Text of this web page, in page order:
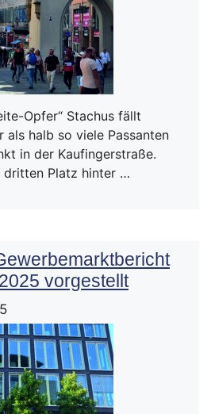
Opfer“ Stachus fällt
als halb so viele Passanten
in der Kaufingerstraße.
dritten Platz hinter …
vorgestellt